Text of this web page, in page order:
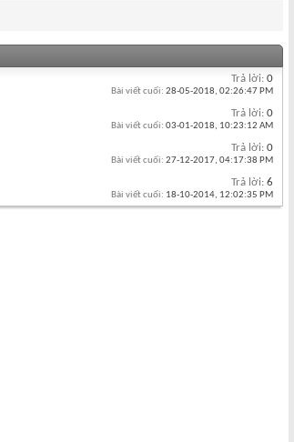
Trả lời: 0
Bài viết cuối: 28-05-2018, 02:26:47 PM
Trả lời: 0
Bài viết cuối: 03-01-2018, 10:23:12 AM
Trả lời: 0
Bài viết cuối: 27-12-2017, 04:17:38 PM
Trả lời: 6
Bài viết cuối: 18-10-2014, 12:02:35 PM